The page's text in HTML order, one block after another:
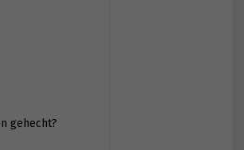
gehecht?